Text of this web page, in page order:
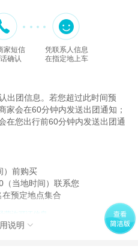
家短信
确认
凭联系人信息
在指定地上车
出团信息。若您超过此时间预
会在60分钟内发送出团通知；
在您出行前60分钟内发送出团通
）前购买
当地时间）联系您
预定地点集合
营许可证信息
司代理招徕，委托社为北京兴营洪泽国
说明 